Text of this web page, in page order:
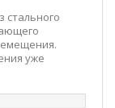
стального
уже